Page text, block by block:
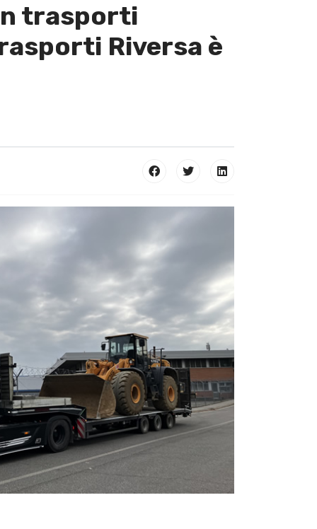
trasporti
Riversa è